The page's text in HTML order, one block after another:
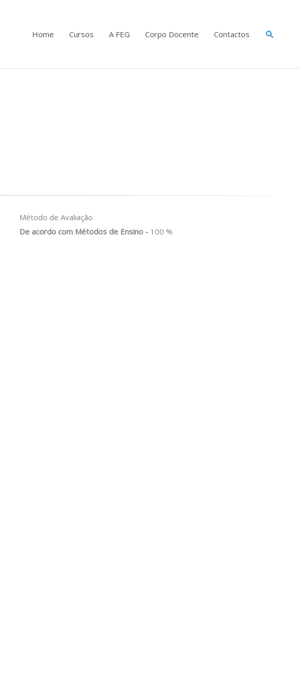
Home Cursos A FEG Corpo Docente Contactos Search
Método de Avaliação
De acordo com Métodos de Ensino - 100 %